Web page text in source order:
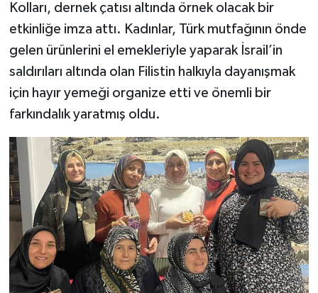
Kolları, dernek çatısı altında örnek olacak bir
etkinliğe imza attı. Kadınlar, Türk mutfağının önde
gelen ürünlerini el emekleriyle yaparak İsrail’in
saldırıları altında olan Filistin halkıyla dayanışmak
için hayır yemeği organize etti ve önemli bir
farkındalık yaratmış oldu.